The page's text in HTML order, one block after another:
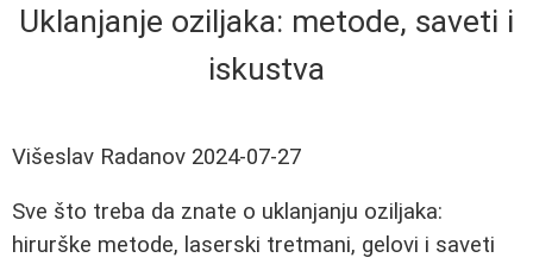
Uklanjanje oziljaka: metode, saveti i
iskustva
Višeslav Radanov 2024-07-27
Sve što treba da znate o uklanjanju oziljaka:
hirurške metode, laserski tretmani, gelovi i saveti